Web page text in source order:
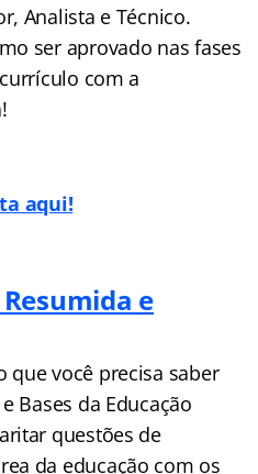
Analista e Técnico.
ser aprovado nas fases
com a
aqui!
e
que você precisa saber
Bases da Educação
questões de
da educação com os